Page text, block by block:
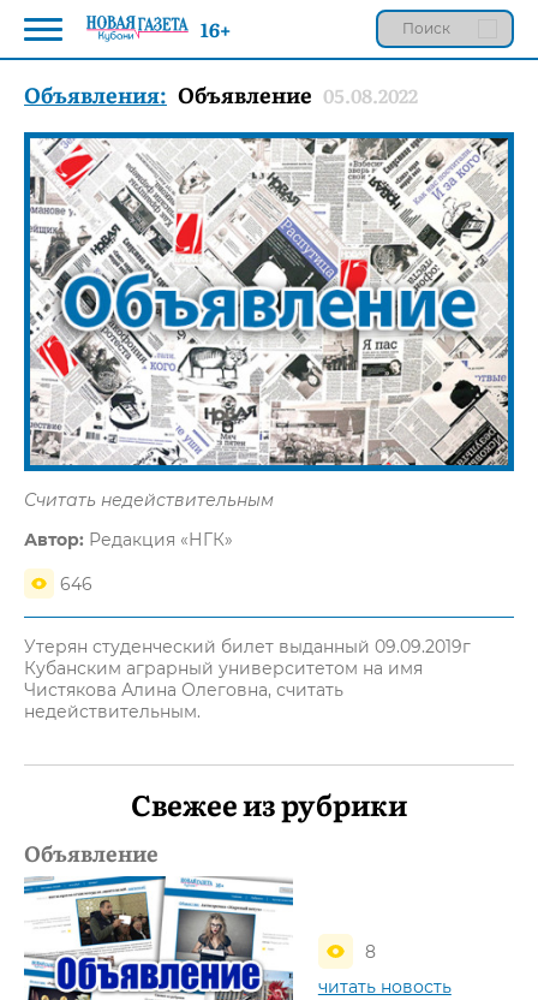
Объявления: Объявление 05.08.2022
Считать недействительным
Автор: Редакция «НГК»
646
Утерян студенческий билет выданный 09.09.2019г
Кубанским аграрный университетом на имя
Чистякова Алина Олеговна, считать
недействительным.
Свежее из рубрики
Объявление
8
читать новость
16+